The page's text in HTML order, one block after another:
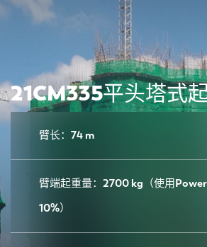
21CM335平头塔式
臂长：74 m
臂端起重量：2700 kg（使用
10%）